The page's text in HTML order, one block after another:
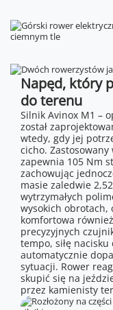
Napęd, który
do terenu
Silnik Avinox M1 –
został
wtedy, gdy jej
cicho. Zastosowany
zapewnia 105 Nm
zachowując
masie zaledwie
wytrzymałych
wysokich obrotach,
komfortowa
precyzyjnych
tempo, siłę
automatycznie
sytuacji. Rower
skupić się na
przez kamienisty